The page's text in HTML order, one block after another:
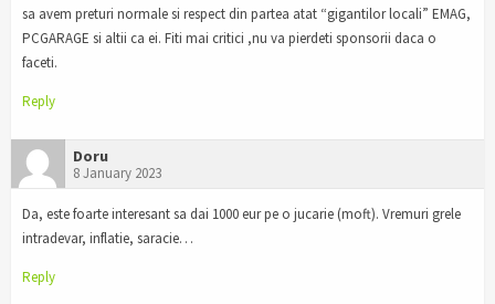
sa avem preturi normale si respect din partea atat “gigantilor locali” EMAG,
PCGARAGE si altii ca ei. Fiti mai critici ,nu va pierdeti sponsorii daca o
faceti.
Reply
Doru
8 January 2023
Da, este foarte interesant sa dai 1000 eur pe o jucarie (moft). Vremuri grele
intradevar, inflatie, saracie…
Reply